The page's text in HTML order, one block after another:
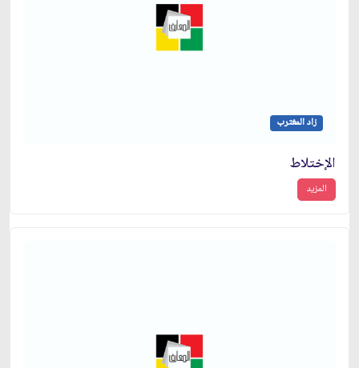
زاد المغترب
الإختلاط
المزيد